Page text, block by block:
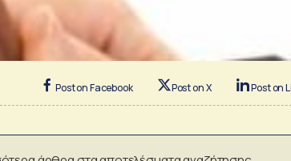
Post on Facebook Post on X Post on